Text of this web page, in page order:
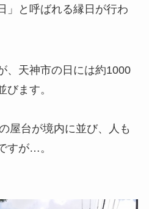
」と呼ばれる縁日が行わ
、天神市の日には約1000
びます。
屋台が境内に並び、人も
すが…。